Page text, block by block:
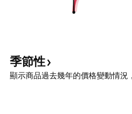
季節性
顯示商品過去幾年的價格變動情況